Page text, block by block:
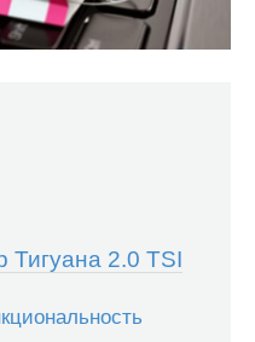
Тигуана 2.0 TSI